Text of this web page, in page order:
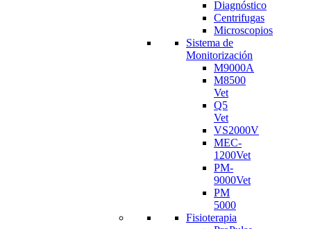
Diagnóstico
Centrifugas
Microscopios
Sistema de
Monitorización
M9000A
M8500
Vet
Q5
Vet
VS2000V
MEC-
1200Vet
PM-
9000Vet
PM
5000
Fisioterapia